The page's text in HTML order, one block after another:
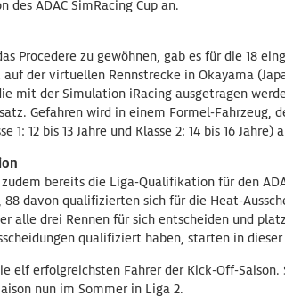
ADAC SimRacing Cup an.
Procedere zu gewöhnen, gab es für die 18
der virtuellen Rennstrecke in Okayama
mit der Simulation iRacing ausgetragen
Gefahren wird in einem Formel-Fahrzeug,
12 bis 13 Jahre und Klasse 2: 14 bis 16 Jahre)
bereits die Liga-Qualifikation für den
88 davon qualifizierten sich für die Heat-
alle drei Rennen für sich entscheiden und
qualifiziert haben, starten in dieser
elf erfolgreichsten Fahrer der Kick-Off-Saison.
nun im Sommer in Liga 2.